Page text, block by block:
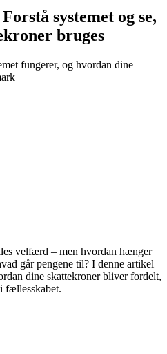
systemet og se,
bruges
fungerer, og hvordan dine
velfærd – men hvordan hænger
går pengene til? I denne artikel
dine skattekroner bliver fordelt,
fællesskabet.